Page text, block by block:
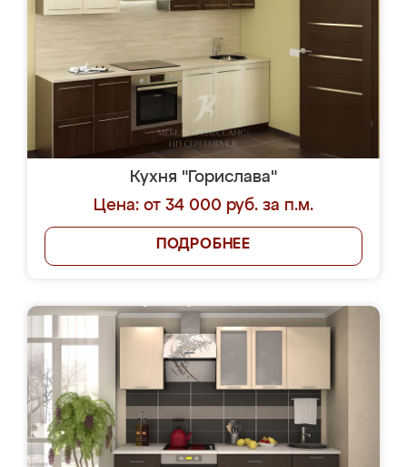
Кухня "Горислава"
Цена: от 34 000 руб. за п.м.
ПОДРОБНЕЕ